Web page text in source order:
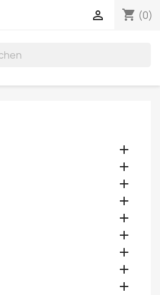
shopping_cart (0)









